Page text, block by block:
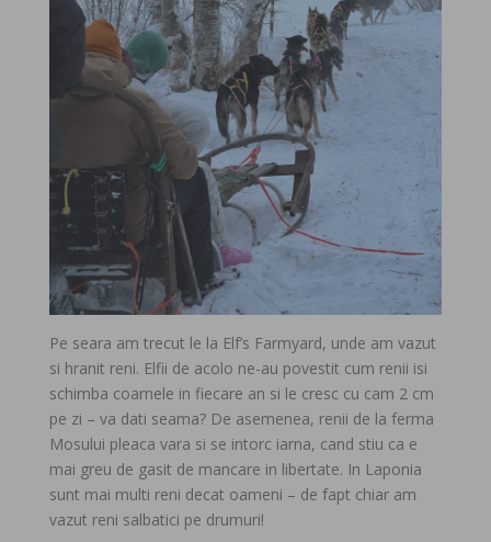
Pe seara am trecut le la Elf’s Farmyard, unde am vazut
si hranit reni. Elfii de acolo ne-au povestit cum renii isi
schimba coarnele in fiecare an si le cresc cu cam 2 cm
pe zi – va dati seama? De asemenea, renii de la ferma
Mosului pleaca vara si se intorc iarna, cand stiu ca e
mai greu de gasit de mancare in libertate. In Laponia
sunt mai multi reni decat oameni – de fapt chiar am
vazut reni salbatici pe drumuri!